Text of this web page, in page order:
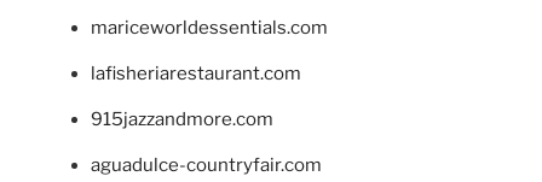
mariceworldessentials.com
lafisheriarestaurant.com
915jazzandmore.com
aguadulce-countryfair.com